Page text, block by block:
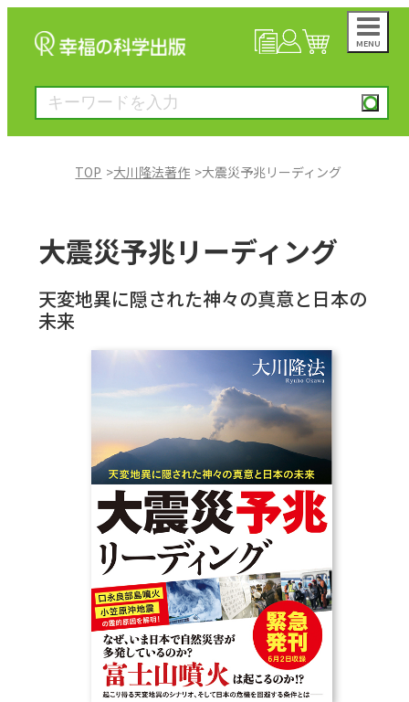
MENU
雑誌
CD
DVD・ブルーレイ
雑貨
外国語
TOP 大川隆法著作 大震災予兆リーディング
大震災予兆リーディング
天変地異に隠された神々の真意と日本の
未来